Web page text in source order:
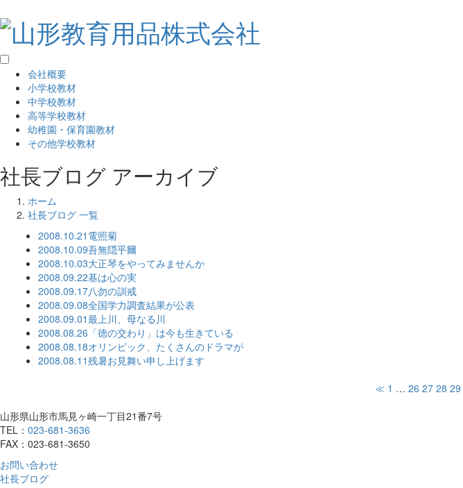
会社概要
小学校教材
中学校教材
高等学校教材
幼稚園・保育園教材
その他学校教材
社長ブログ アーカイブ
ホーム
社長ブログ 一覧
2008.10.21 電照菊
2008.10.09吾無隠乎爾
2008.10.03大正琴をやってみませんか
2008.09.22基は心の実
2008.09.17八勿の訓戒
2008.09.08全国学力調査結果が公表
2008.09.01最上川、母なる川
2008.08.26 「徳の交わり」は今も生きている
2008.08.18オリンピック、たくさんのドラマが
2008.08.11残暑お見舞い申し上げます
≪ 1 … 26 27 28 29
山形県山形市馬見ヶ崎一丁目21番7号
TEL： 023-681-3636
FAX：023-681-3650
お問い合わせ
社長ブログ